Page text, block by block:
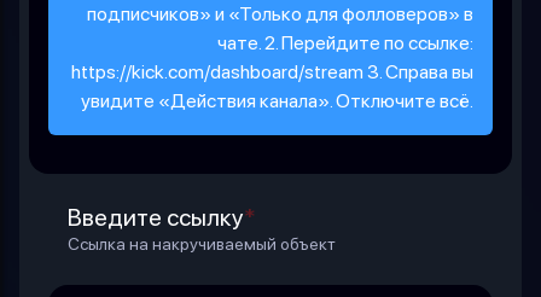
подписчиков» и «Только для фолловеров» в
чате. 2. Перейдите по ссылке:
https://kick.com/dashboard/stream 3. Справа вы
увидите «Действия канала». Отключите всё.
Введите ссылку*
Ссылка на накручиваемый объект